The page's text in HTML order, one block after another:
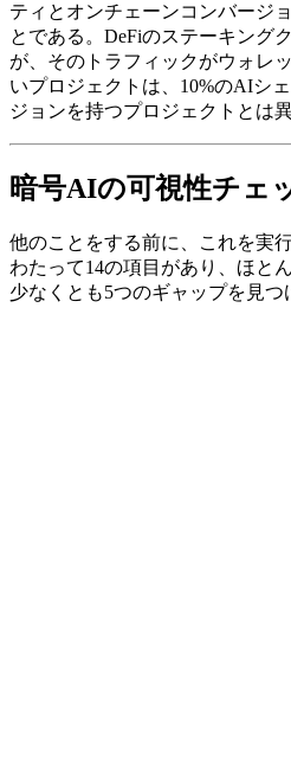
ティとオンチェーンコンバージ
とである。DeFiのステーキング
が、そのトラフィックがウォレ
いプロジェクトは、10%のAIシ
ジョンを持つプロジェクトとは
暗号AIの可視性チェ
他のことをする前に、これを実
わたって14の項目があり、ほと
少なくとも5つのギャップを見つ